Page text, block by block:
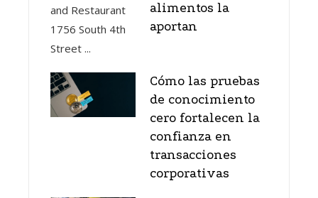
alimentos la
aportan
Cómo las pruebas
de conocimiento
cero fortalecen la
confianza en
transacciones
corporativas